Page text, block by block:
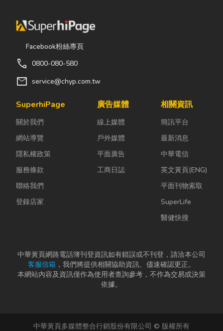
到少量多樣、
異形材或精密
棒材的訂單
往往需要耗費
大量時間拆裝
這時，車床子
雙手能快速更
換「專屬工
具」的...
不到的地方持
間： 精品包、
藏最怕潮濕，
好，發霉、
康與環保意識
香品產業也持
續轉型，從...
Facebook粉絲專頁
call 0800-080-580
mail service@chyp.com.tw
SuperhiPage
關於我們
網站導覽
隱私權政策
服務條款
聯絡我們
登錄店家
廣告媒體
線上媒體
戶外媒體
平面廣告
工商日誌
相關資訊
簡訊平台
最新消息
中華電信
英文黃頁(ENG)
平面刊物索取
SuperLife
醫健快搜
中華黃頁網路電話簿刊登資訊如有錯誤或不刊登，請洽本公司
客服信箱 ，我們將提供相關協助資訊、儘速確認更正。
本網站內容及資訊僅作為使用者查詢參考，不作為交易或決策
依據。
中華黃頁多媒體整合行銷股份有限公司 © 版權所有